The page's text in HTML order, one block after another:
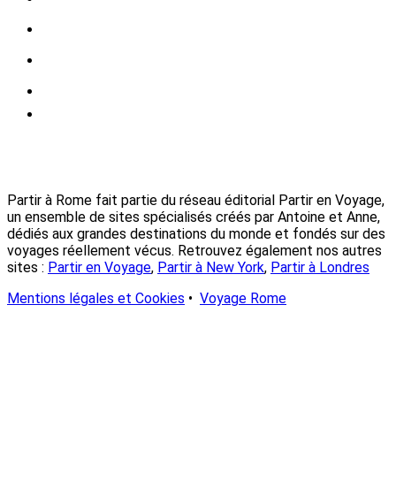
Partir à Rome fait partie du réseau éditorial Partir en Voyage,
un ensemble de sites spécialisés créés par Antoine et Anne,
dédiés aux grandes destinations du monde et fondés sur des
voyages réellement vécus. Retrouvez également nos autres
sites : Partir en Voyage, Partir à New York, Partir à Londres
Mentions légales et Cookies • Voyage Rome